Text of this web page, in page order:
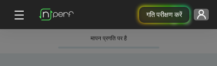
गति परीक्षण करें
मापन प्रगति पर है